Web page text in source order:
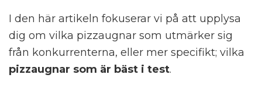
I den här artikeln fokuserar vi på att upplysa
dig om vilka pizzaugnar som utmärker sig
från konkurrenterna, eller mer specifikt; vilka
pizzaugnar som är bäst i test.